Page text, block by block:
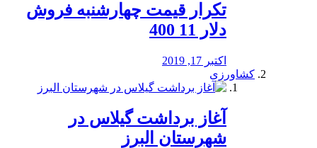
تکرار قیمت چهارشنبه فروش
دلار 11 400
اکتبر 17, 2019
کشاورزی
آغاز برداشت گیلاس در
شهرستان البرز